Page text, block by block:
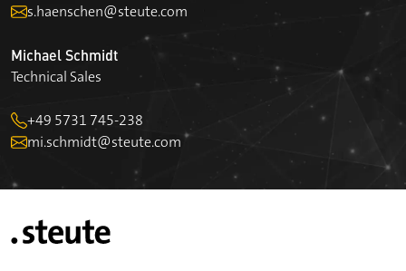
s.haenschen@steute.com
Michael Schmidt
Technical Sales
+49 5731 745-238
mi.schmidt@steute.com